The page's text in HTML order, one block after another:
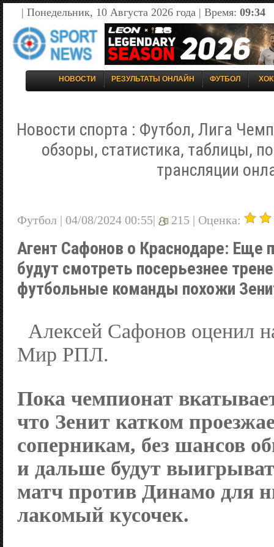
| Понедельник, 10 Августа 2026 года | Время: 09:34
НОВОСТИ РЕЗУЛЬТАТЫ ОНЛАЙН ФУТБОЛ
Новости спорта : Футбол, Лига
обзоры, статистика, таблицы,
трансляции
Футбол | 04/08/2024 00:55| 215 | Оценка:
Агент Сафонов о Краснодаре: Еще
будут смотреть посерьезнее
футбольные команды похожи
Алексей Сафонов оценил
Мир РПЛ.
Пока чемпионат
что Зенит катком
соперникам, без шансов
и дальше будут
матч против Динамо для
лакомый кусочек.